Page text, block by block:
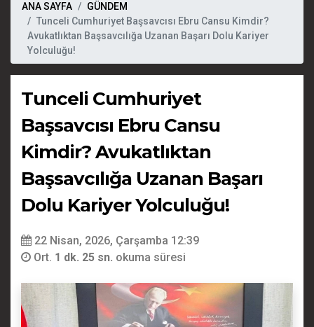
ANA SAYFA
GÜNDEM
Tunceli Cumhuriyet Başsavcısı Ebru Cansu Kimdir?
Avukatlıktan Başsavcılığa Uzanan Başarı Dolu Kariyer
Yolculuğu!
Tunceli Cumhuriyet
Başsavcısı Ebru Cansu
Kimdir? Avukatlıktan
Başsavcılığa Uzanan Başarı
Dolu Kariyer Yolculuğu!
22 Nisan, 2026, Çarşamba 12:39
Ort. 1 dk. 25 sn. okuma süresi